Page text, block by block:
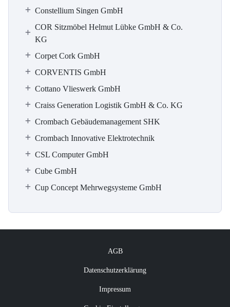
Constellium Singen GmbH
COR Sitzmöbel Helmut Lübke GmbH & Co.
KG
Corpet Cork GmbH
CORVENTIS GmbH
Cottano Vlieswerk GmbH
Craiss Generation Logistik GmbH & Co. KG
Crombach Gebäudemanagement SHK
Crombach Innovative Elektrotechnik
CSL Computer GmbH
Cube GmbH
Cup Concept Mehrwegsysteme GmbH
AGB
Datenschutzerklärung
Impressum